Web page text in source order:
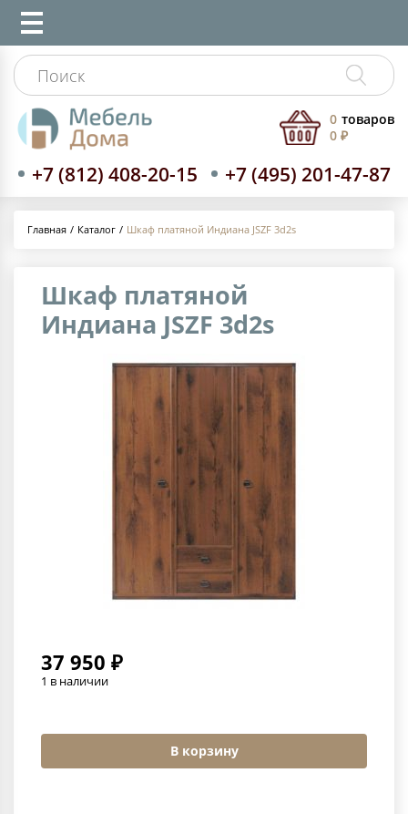
+7 (812) 408-20-15 +7 (495) 201-47-87
0 товаров
0 ₽
Главная Каталог Шкаф платяной Индиана JSZF 3d2s
Шкаф платяной
Индиана JSZF 3d2s
37 950 ₽
1 в наличии
В корзину